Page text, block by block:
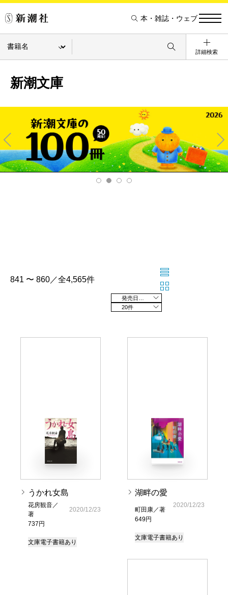
本・雑誌・ウェブ
詳細検索
新潮文庫
Pre
v
Ne
xt
841 〜 860／全4,565件
20件
うかれ女島
花房観音／
著
737円
2020/12/23
文庫電子書籍あり
湖畔の愛
町田康／著
649円
2020/12/23
文庫電子書籍あり